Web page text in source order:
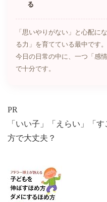
る
「思いやりがない」と心配に
る力」を育てている最中です
今日の日常の中に、一つ「感
で十分です。
PR
「いい子」「えらい」「
方で大丈夫？